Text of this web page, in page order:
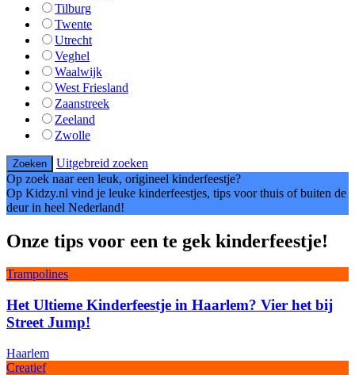
Tilburg
Twente
Utrecht
Veghel
Waalwijk
West Friesland
Zaanstreek
Zeeland
Zwolle
Uitgebreid zoeken
Op zoek naar een leuk, origineel kinderfeestje?
Op Kidzy.nl vind je leuke kinderfeestjes, tips voor thuis of buiten de
deur in heel Nederland!
Onze tips voor een te gek kinderfeestje!
Trampolines
Het Ultieme Kinderfeestje in Haarlem? Vier het bij
Street Jump!
Haarlem
Creatief